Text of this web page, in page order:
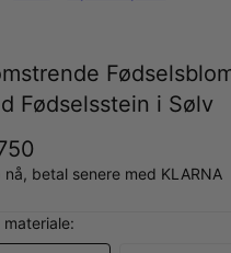
Fødselsstein i Sølv
nå, betal senere med KLARNA
materiale: